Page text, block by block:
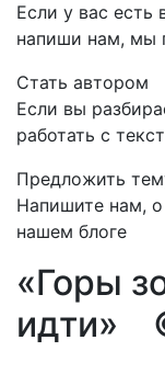
Если у вас есть
напиши нам, мы
Стать автором
Если вы
работать с
Предложить
Напишите нам,
нашем блоге
«Горы
идти»